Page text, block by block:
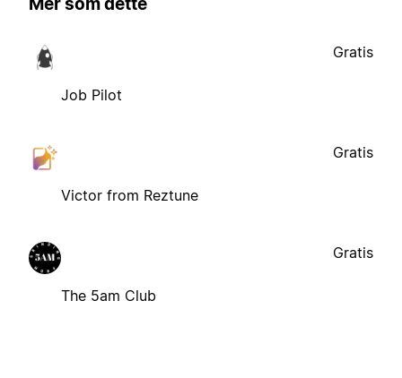
Mer som dette
Job Pilot
Gratis
Victor from Reztune
Gratis
The 5am Club
Gratis